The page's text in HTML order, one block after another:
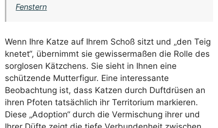
Fenstern
Wenn Ihre Katze auf Ihrem Schoß sitzt und „den Teig
knetet“, übernimmt sie gewissermaßen die Rolle des
sorglosen Kätzchens. Sie sieht in Ihnen eine
schützende Mutterfigur. Eine interessante
Beobachtung ist, dass Katzen durch Duftdrüsen an
ihren Pfoten tatsächlich ihr Territorium markieren.
Diese „Adoption“ durch die Vermischung ihrer und